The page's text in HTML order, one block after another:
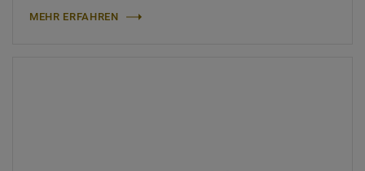
MEHR ERFAHREN